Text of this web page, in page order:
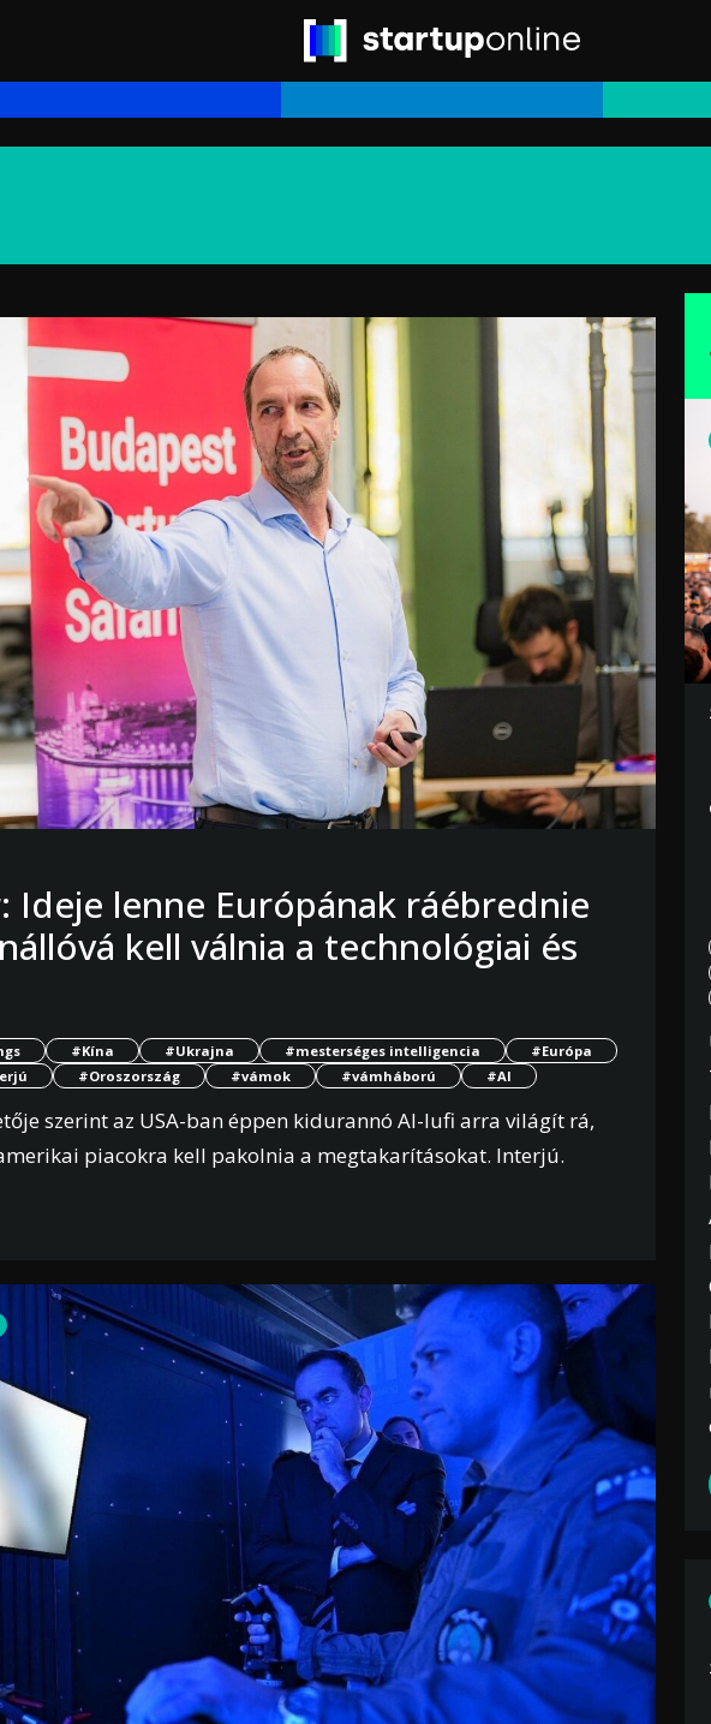
Ideje lenne Európának ráébrednie
kell válnia a technológiai és
#Kína #Ukrajna #mesterséges intelligencia
#Európa
#Oroszország #vámok #vámháború #AI
szerint az USA-ban éppen kidurannó AI-lufi arra világít rá,
piacokra kell pakolnia a megtakarításokat. Interjú.